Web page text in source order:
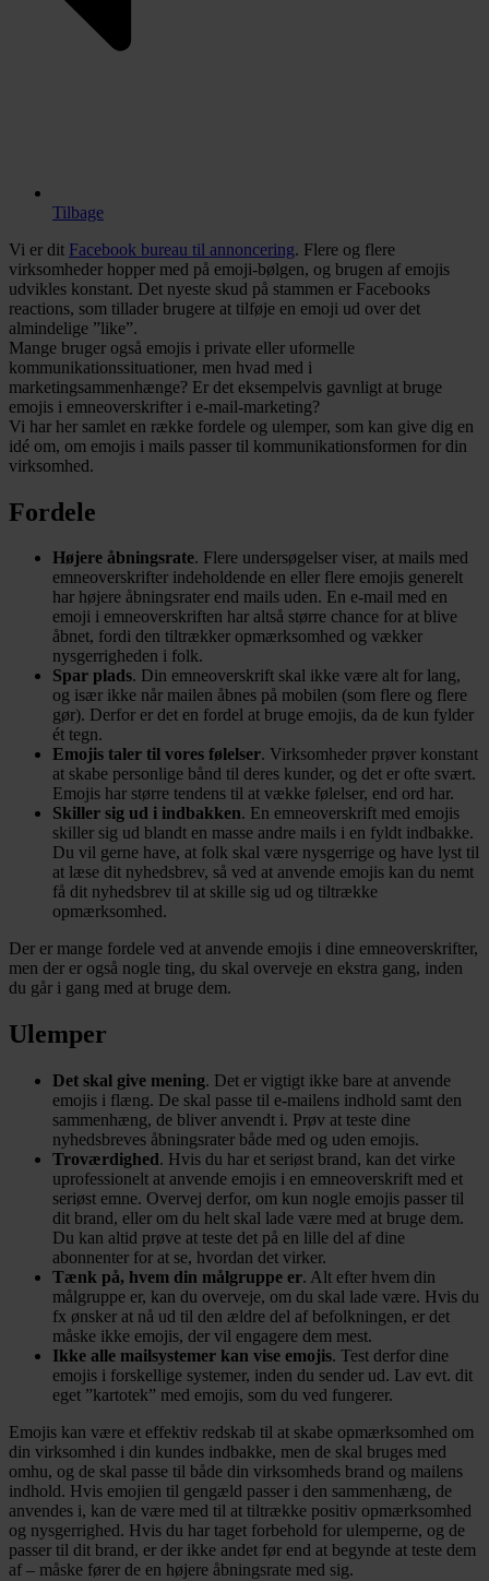
Tilbage
Vi er dit Facebook bureau til annoncering. Flere og flere
virksomheder hopper med på emoji-bølgen, og brugen af emojis
udvikles konstant. Det nyeste skud på stammen er Facebooks
reactions, som tillader brugere at tilføje en emoji ud over det
almindelige ”like”.
Mange bruger også emojis i private eller uformelle
kommunikationssituationer, men hvad med i
marketingsammenhænge? Er det eksempelvis gavnligt at bruge
emojis i emneoverskrifter i e-mail-marketing?
Vi har her samlet en række fordele og ulemper, som kan give dig en
idé om, om emojis i mails passer til kommunikationsformen for din
virksomhed.
Fordele
Højere åbningsrate. Flere undersøgelser viser, at mails med
emneoverskrifter indeholdende en eller flere emojis generelt
har højere åbningsrater end mails uden. En e-mail med en
emoji i emneoverskriften har altså større chance for at blive
åbnet, fordi den tiltrækker opmærksomhed og vækker
nysgerrigheden i folk.
Spar plads. Din emneoverskrift skal ikke være alt for lang,
og især ikke når mailen åbnes på mobilen (som flere og flere
gør). Derfor er det en fordel at bruge emojis, da de kun fylder
ét tegn.
Emojis taler til vores følelser. Virksomheder prøver konstant
at skabe personlige bånd til deres kunder, og det er ofte svært.
Emojis har større tendens til at vække følelser, end ord har.
Skiller sig ud i indbakken. En emneoverskrift med emojis
skiller sig ud blandt en masse andre mails i en fyldt indbakke.
Du vil gerne have, at folk skal være nysgerrige og have lyst til
at læse dit nyhedsbrev, så ved at anvende emojis kan du nemt
få dit nyhedsbrev til at skille sig ud og tiltrække
opmærksomhed.
Der er mange fordele ved at anvende emojis i dine emneoverskrifter,
men der er også nogle ting, du skal overveje en ekstra gang, inden
du går i gang med at bruge dem.
Ulemper
Det skal give mening. Det er vigtigt ikke bare at anvende
emojis i flæng. De skal passe til e-mailens indhold samt den
sammenhæng, de bliver anvendt i. Prøv at teste dine
nyhedsbreves åbningsrater både med og uden emojis.
Troværdighed. Hvis du har et seriøst brand, kan det virke
uprofessionelt at anvende emojis i en emneoverskrift med et
seriøst emne. Overvej derfor, om kun nogle emojis passer til
dit brand, eller om du helt skal lade være med at bruge dem.
Du kan altid prøve at teste det på en lille del af dine
abonnenter for at se, hvordan det virker.
Tænk på, hvem din målgruppe er. Alt efter hvem din
målgruppe er, kan du overveje, om du skal lade være. Hvis du
fx ønsker at nå ud til den ældre del af befolkningen, er det
måske ikke emojis, der vil engagere dem mest.
Ikke alle mailsystemer kan vise emojis. Test derfor dine
emojis i forskellige systemer, inden du sender ud. Lav evt. dit
eget ”kartotek” med emojis, som du ved fungerer.
Emojis kan være et effektiv redskab til at skabe opmærksomhed om
din virksomhed i din kundes indbakke, men de skal bruges med
omhu, og de skal passe til både din virksomheds brand og mailens
indhold. Hvis emojien til gengæld passer i den sammenhæng, de
anvendes i, kan de være med til at tiltrække positiv opmærksomhed
og nysgerrighed. Hvis du har taget forbehold for ulemperne, og de
passer til dit brand, er der ikke andet før end at begynde at teste dem
af – måske fører de en højere åbningsrate med sig.